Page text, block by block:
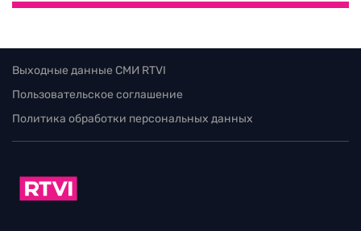
Выходные данные СМИ RTVI
Пользовательское соглашение
Политика обработки персональных данных